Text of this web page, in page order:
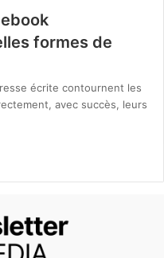
formes de
écrite contournent les
avec succès, leurs